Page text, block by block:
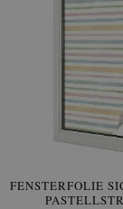
FENSTERFOLIE